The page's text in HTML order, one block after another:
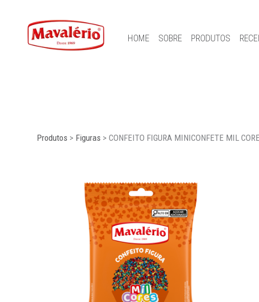
HOME SOBRE PRODUTOS
Produtos > Figuras > CONFEITO FIGURA MINICONFETE MIL